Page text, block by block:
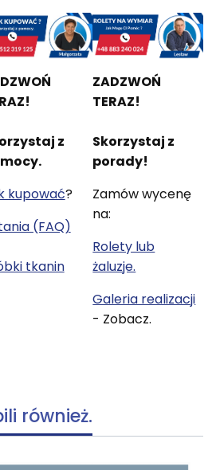
z
kupować?
(FAQ)
tkanin
ZADZWOŃ
TERAZ!
Skorzystaj z
porady!
Zamów wycenę
na:
Rolety lub
żaluzje.
Galeria realizacji
- Zobacz.
również.